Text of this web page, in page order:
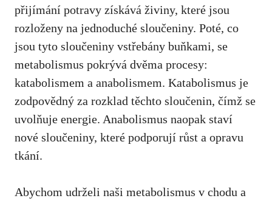
přijímání potravy získává živiny, které ⁢jsou
rozloženy⁢ na jednoduché sloučeniny. Poté,⁣ co
jsou tyto sloučeniny‌ vstřebány ⁣buňkami, se
metabolismus pokrývá dvěma procesy:⁢
katabolismem ‍a⁣ anabolismem. Katabolismus je
zodpovědný za rozklad‍ těchto⁢ sloučenin, čímž⁤ se
uvolňuje ​energie. Anabolismus​ naopak staví‍
nové sloučeniny, které podporují ⁤růst ⁢a opravu
tkání.
Abychom ⁤udrželi naši ⁢metabolismus v chodu⁣ a